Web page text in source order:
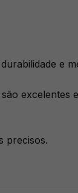
e
excelentes
precisos.